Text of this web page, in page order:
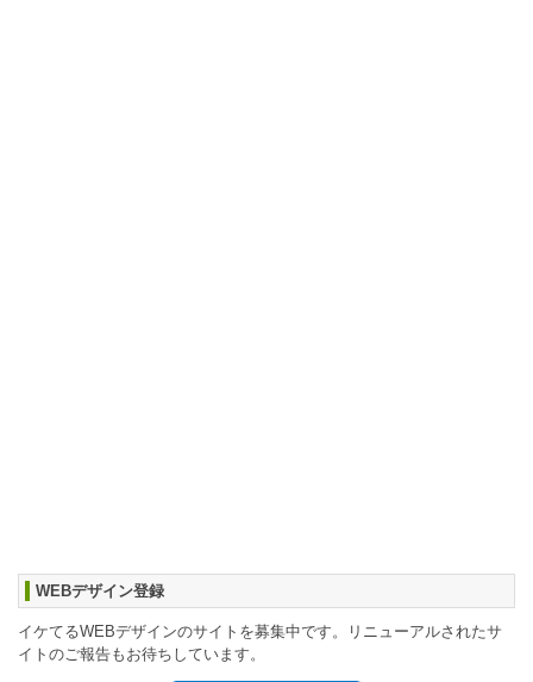
WEBデザイン登録
イケてるWEBデザインのサイトを募集中です。リニューアルされたサ
イトのご報告もお待ちしています。